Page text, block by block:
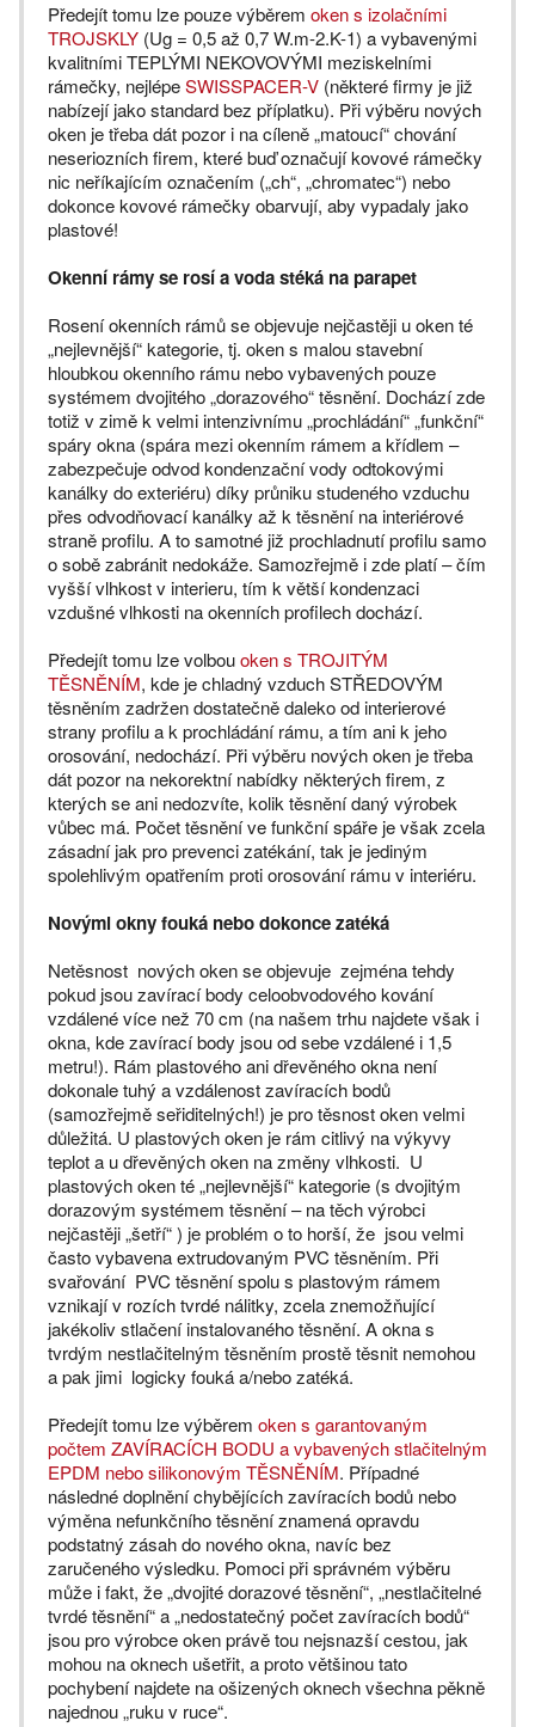
Předejít tomu lze pouze výběrem oken s izolačními
TROJSKLY (Ug = 0,5 až 0,7 W.m-2.K-1) a vybavenými
kvalitními TEPLÝMI NEKOVOVÝMI meziskelními
rámečky, nejlépeSWISSPACER-V (některé firmy je již
nabízejí jako standard bez příplatku). Při výběru nových
oken je třeba dát pozor i na cíleně „matoucí“ chování
neseriozních firem, které buď označují kovové rámečky
nic neříkajícím označením („ch“, „chromatec“) nebo
dokonce kovové rámečky obarvují, aby vypadaly jako
plastové!
Okenní rámy se rosí a voda stéká na parapet
Rosení okenních rámů se objevuje nejčastěji u oken té
„nejlevnější“ kategorie, tj. oken s malou stavební
hloubkou okenního rámu nebo vybavených pouze
systémem dvojitého „dorazového“ těsnění. Dochází zde
totiž v zimě k velmi intenzivnímu „prochládání“ „funkční“
spáry okna (spára mezi okenním rámem a křídlem –
zabezpečuje odvod kondenzační vody odtokovými
kanálky do exteriéru) díky průniku studeného vzduchu
přes odvodňovací kanálky až k těsnění na interiérové
straně profilu. A to samotné již prochladnutí profilu samo
o sobě zabránit nedokáže. Samozřejmě i zde platí – čím
vyšší vlhkost v interieru, tím k větší kondenzaci
vzdušné vlhkosti na okenních profilech dochází.
Předejít tomu lze volbouoken s TROJITÝM
TĚSNĚNÍM, kde je chladný vzduch STŘEDOVÝM
těsněním zadržen dostatečně daleko od interierové
strany profilu a k prochládání rámu, a tím ani k jeho
orosování, nedochází. Při výběru nových oken je třeba
dát pozor na nekorektní nabídky některých firem, z
kterých se ani nedozvíte, kolik těsnění daný výrobek
vůbec má. Počet těsnění ve funkční spáře je však zcela
zásadní jak pro prevenci zatékání, tak je jediným
spolehlivým opatřením proti orosování rámu v interiéru.
Novými okny fouká nebo dokonce zatéká
Netěsnost nových oken se objevuje zejména tehdy
pokud jsou zavírací body celoobvodového kování
vzdálené více než 70 cm (na našem trhu najdete však i
okna, kde zavírací body jsou od sebe vzdálené i 1,5
metru!). Rám plastového ani dřevěného okna není
dokonale tuhý a vzdálenost zavíracích bodů
(samozřejmě seřiditelných!) je pro těsnost oken velmi
důležitá. U plastových oken je rám citlivý na výkyvy
teplot a u dřevěných oken na změny vlhkosti. U
plastových oken té „nejlevnější“ kategorie (s dvojitým
dorazovým systémem těsnění – na těch výrobci
nejčastěji „šetří“ ) je problém o to horší, že jsou velmi
často vybavena extrudovaným PVC těsněním. Při
svařování PVC těsnění spolu s plastovým rámem
vznikají v rozích tvrdé nálitky, zcela znemožňující
jakékoliv stlačení instalovaného těsnění. A okna s
tvrdým nestlačitelným těsněním prostě těsnit nemohou
a pak jimi logicky fouká a/nebo zatéká.
Předejít tomu lze výběrem oken s garantovaným
počtem ZAVÍRACÍCH BODU a vybavených stlačitelným
EPDM nebo silikonovým TĚSNĚNÍM. Případné
následné doplnění chybějících zavíracích bodů nebo
výměna nefunkčního těsnění znamená opravdu
podstatný zásah do nového okna, navíc bez
zaručeného výsledku. Pomoci při správném výběru
může i fakt, že „dvojité dorazové těsnění“, „nestlačitelné
tvrdé těsnění“ a „nedostatečný počet zavíracích bodů“
jsou pro výrobce oken právě tou nejsnazší cestou, jak
mohou na oknech ušetřit, a proto většinou tato
pochybení najdete na ošizených oknech všechna pěkně
najednou „ruku v ruce“.